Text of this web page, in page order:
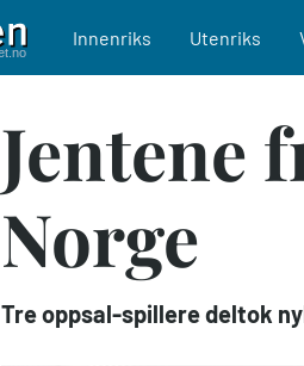
Main navigation
Innenriks Utenriks
Jentene
Norge
Tre oppsal-spillere deltok